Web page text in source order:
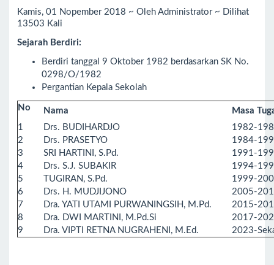
Kamis, 01 Nopember 2018 ~ Oleh Administrator ~ Dilihat
13503 Kali
Sejarah Berdiri:
Berdiri tanggal 9 Oktober 1982 berdasarkan SK No.
0298/O/1982
Pergantian Kepala Sekolah
No Nama
Masa
1
Drs. BUDIHARDJO
1982-
2
Drs. PRASETYO
1984-
3
SRI HARTINI, S.Pd.
1991-
4
Drs. S.J. SUBAKIR
1994-
5
TUGIRAN, S.Pd.
1999-
6
Drs. H. MUDJIJONO
2005-
7
Dra. YATI UTAMI PURWANINGSIH, M.Pd.
2015-
8
Dra. DWI MARTINI, M.Pd.Si
2017-
9
Dra. VIPTI RETNA NUGRAHENI, M.Ed. 2023-